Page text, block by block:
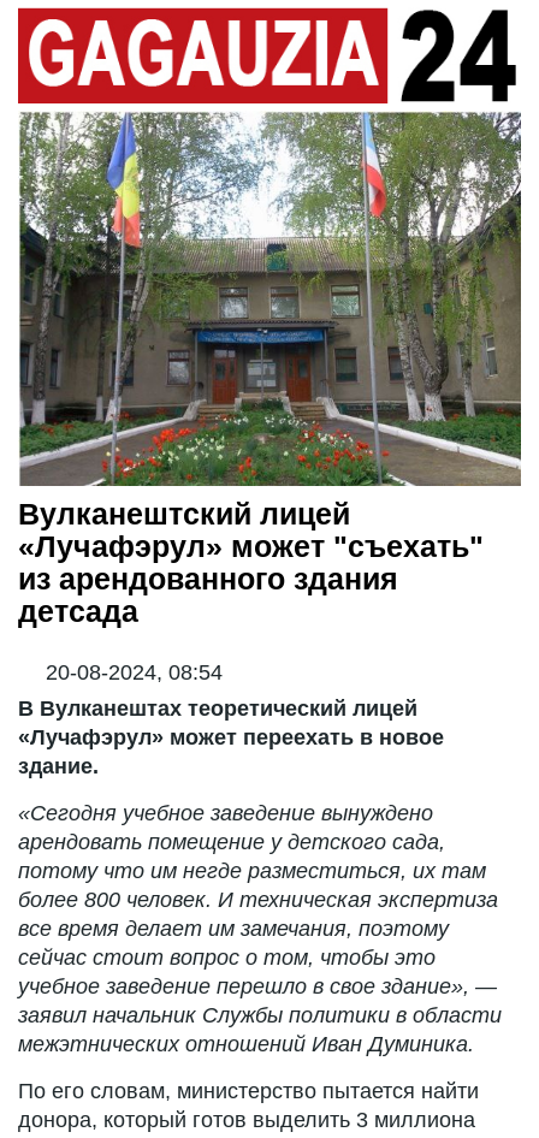
Вулканештский лицей
«Лучафэрул» может "съехать"
из арендованного здания
детсада
20-08-2024, 08:54
В Вулканештах теоретический лицей
«Лучафэрул» может переехать в новое
здание.
«Сегодня учебное заведение вынуждено
арендовать помещение у детского сада,
потому что им негде разместиться, их там
более 800 человек. И техническая экспертиза
все время делает им замечания, поэтому
сейчас стоит вопрос о том, чтобы это
учебное заведение перешло в свое здание», —
заявил начальник Службы политики в области
межэтнических отношений Иван Думиника.
По его словам, министерство пытается найти
донора, который готов выделить 3 миллиона